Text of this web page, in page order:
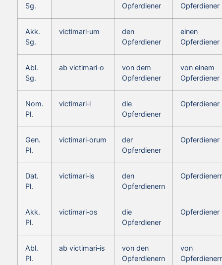
Sg.
Opferdiener
Opferdiener
Akk.
Sg.
victimari‑um
den
Opferdiener
einen
Opferdiener
Abl.
Sg.
ab victimari‑o
von dem
Opferdiener
von einem
Opferdiener
Nom.
Pl.
victimari‑i
die
Opferdiener
Opferdiener
Gen.
Pl.
victimari‑orum
der
Opferdiener
Opferdiener
Dat.
Pl.
victimari‑is
den
Opferdienern
Akk.
Pl.
victimari‑os
die
Opferdiener
Opferdiener
Abl.
Pl.
ab victimari‑is
von den
Opferdienern
von